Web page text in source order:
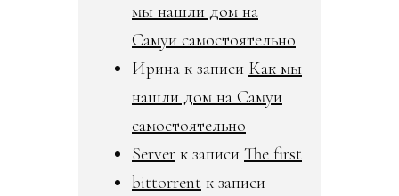
мы нашли дом на
Самуи самостоятельно
Ирина к записи Как мы
нашли дом на Самуи
самостоятельно
Server к записи The first
bittorrent к записи